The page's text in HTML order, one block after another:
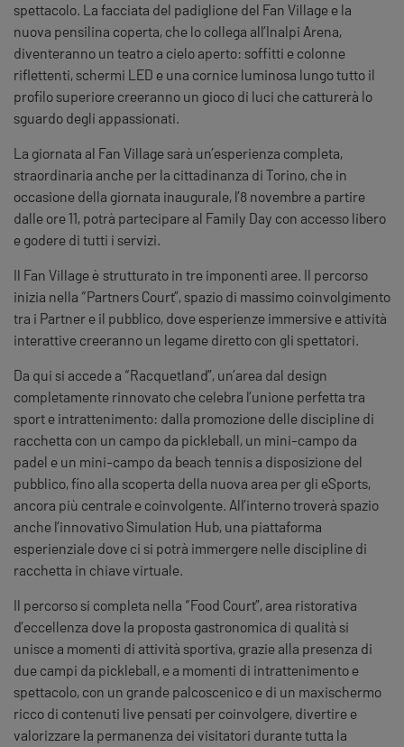
spettacolo. La facciata del padiglione del Fan Village e la
nuova pensilina coperta, che lo collega all’Inalpi Arena,
diventeranno un teatro a cielo aperto: soffitti e colonne
riflettenti, schermi LED e una cornice luminosa lungo tutto il
profilo superiore creeranno un gioco di luci che catturerà lo
sguardo degli appassionati.
La giornata al Fan Village sarà un’esperienza completa,
straordinaria anche per la cittadinanza di Torino, che in
occasione della giornata inaugurale, l’8 novembrea partire
dalle ore 11, potrà partecipare al Family Day con accesso libero
e godere di tutti i servizi.
Il Fan Village è strutturato in tre imponenti aree. Il percorso
inizia nella “Partners Court”, spazio di massimo coinvolgimento
tra i Partner e il pubblico, dove esperienze immersive e attività
interattive creeranno un legame diretto con gli spettatori.
Da qui si accede a “Racquetland”, un’area dal design
completamente rinnovato che celebra l’unione perfetta tra
sport e intrattenimento: dalla promozione delle discipline di
racchetta con un campo da pickleball, un mini-campo da
padel e un mini-campo da beach tennis a disposizione del
pubblico, fino alla scoperta della nuova area per gli eSports,
ancora più centrale e coinvolgente. All’interno troverà spazio
anche l’innovativo Simulation Hub, una piattaforma
esperienziale dove ci si potrà immergere nelle discipline di
racchetta in chiave virtuale.
Il percorso si completa nella “Food Court”, area ristorativa
d’eccellenza dove la proposta gastronomica di qualità si
unisce a momenti di attività sportiva, grazie alla presenza di
due campi da pickleball, e a momenti di intrattenimento e
spettacolo, con un grande palcoscenico e di un maxischermo
ricco di contenuti live pensati per coinvolgere, divertire e
valorizzare la permanenza dei visitatori durante tutta la